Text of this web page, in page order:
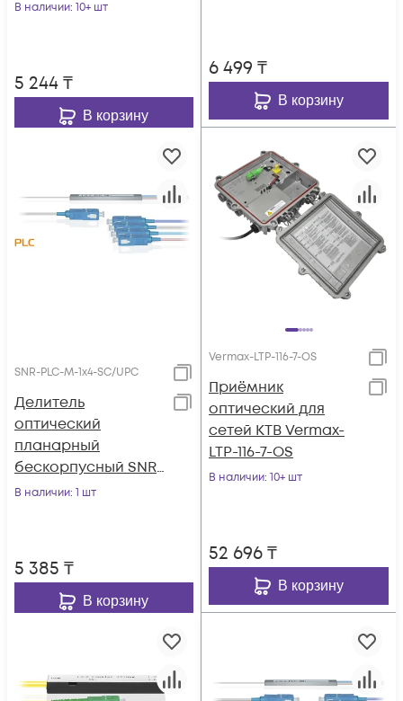
В наличии: 10+ шт
5 244₸
В корзину
6 499 ₸
В корзину
SNR-PLC-M-1x4-SC/UPC
Делитель
оптический
планарный
бескорпусный SNR-
PLC-M-1x4-SC/UPC
В наличии: 1 шт
5 385 ₸
В корзину
Vermax-LTP-116-7-OS
Приёмник
оптический для
сетей КТВ Vermax-
LTP-116-7-OS
В наличии: 10+ шт
52 696₸
В корзину